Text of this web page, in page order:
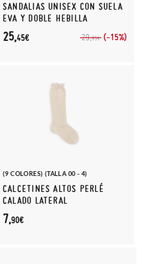
SANDALIAS UNISEX CON SUELA
EVA Y DOBLE HEBILLA
29,95€ (-15%)
25,45€
(9 COLORES) (TALLA 00 - 4)
CALCETINES ALTOS PERLÉ
CALADO LATERAL
7,90€